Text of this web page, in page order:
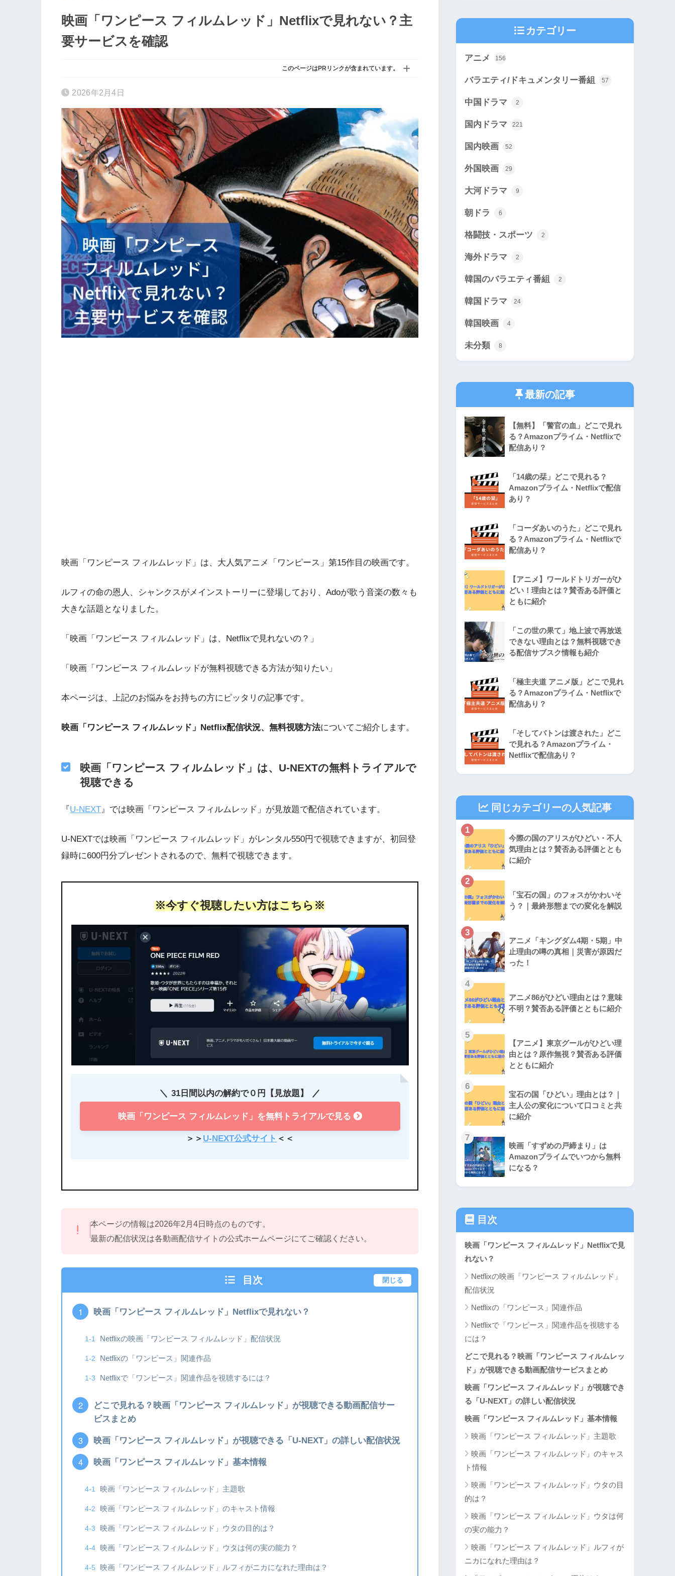
映画「ワンピース フィルムレッド」Netflixで見れない？主
要サービスを確認
このページはPRリンクが含まれています。
2026年2月4日
映画「ワンピース フィルムレッド」は、大人気アニメ「ワンピース」第15作目の映画です。
ルフィの命の恩人、シャンクスがメインストーリーに登場しており、Adoが歌う音楽の数々も
大きな話題となりました。
「映画「ワンピース フィルムレッド」は、Netflixで見れないの？」
「映画「ワンピース フィルムレッドが無料視聴できる方法が知りたい」
本ページは、上記のお悩みをお持ちの方にピッタリの記事です。
映画「ワンピース フィルムレッド」Netflix配信状況、無料視聴方法についてご紹介します。
映画「ワンピース フィルムレッド」 は、U-NEXTの無料トライアルで
視聴できる
『U-NEXT』では映画「ワンピース フィルムレッド」が見放題で配信されています。
U-NEXTでは映画「ワンピース フィルムレッド」がレンタル550円で視聴できますが、初回登
録時に600円分プレゼントされるので、無料で視聴できます。
※今すぐ視聴したい方はこちら※
31日間以内の解約で０円【見放題】
映画「ワンピース フィルムレッド」を無料トライアルで見る
＞＞ U-NEXT公式サイト ＜＜
本ページの情報は2026年2月4日時点のものです。
最新の配信状況は各動画配信サイトの公式ホームページにてご確認ください。
目次 閉じる
映画「ワンピース フィルムレッド」Netflixで見れない？
Netflixの映画「ワンピース フィルムレッド」配信状況
Netflixの「ワンピース」関連作品
Netflixで「ワンピース」関連作品を視聴するには？
どこで見れる？映画「ワンピース フィルムレッド」が視聴できる動画配信サー
ビスまとめ
映画「ワンピース フィルムレッド」が視聴できる「U-NEXT」の詳しい配信状況
映画「ワンピース フィルムレッド」基本情報
映画「ワンピース フィルムレッド」主題歌
映画「ワンピース フィルムレッド」のキャスト情報
映画「ワンピース フィルムレッド」ウタの目的は？
映画「ワンピース フィルムレッド」ウタは何の実の能力？
映画「ワンピース フィルムレッド」ルフィがニカになれた理由は？
カテゴリー
アニメ 156
バラエティ/ドキュメンタリー番組 57
中国ドラマ 2
国内ドラマ 221
国内映画 52
外国映画 29
大河ドラマ 9
朝ドラ 6
格闘技・スポーツ 2
海外ドラマ 2
韓国のバラエティ番組 2
韓国ドラマ 24
韓国映画 4
未分類 8
最新の記事
【無料】「警官の血」どこで見れ
る？Amazonプライム・Netflixで
配信あり？
「14歳の栞」どこで見れる？
Amazonプライム・Netflixで配信
あり？
「コーダあいのうた」どこで見れ
る？Amazonプライム・Netflixで
配信あり？
【アニメ】ワールドトリガーがひ
どい！理由とは？賛否ある評価と
ともに紹介
「この世の果て」地上波で再放送
できない理由とは？無料視聴でき
る配信サブスク情報も紹介
「極主夫道 アニメ版」どこで見れ
る？Amazonプライム・Netflixで
配信あり？
「そしてバトンは渡された」どこ
で見れる？Amazonプライム・
Netflixで配信あり？
同じカテゴリーの人気記事
1
今際の国のアリスがひどい・不人
気理由とは？賛否ある評価ととも
に紹介
2
「宝石の国」のフォスがかわいそ
う？｜最終形態までの変化を解説
3
アニメ「キングダム4期・5期」中
止理由の噂の真相｜災害が原因だ
った！
4
アニメ86がひどい理由とは？意味
不明？賛否ある評価とともに紹介
5
【アニメ】東京グールがひどい理
由とは？原作無視？賛否ある評価
とともに紹介
6
宝石の国「ひどい」理由とは？｜
主人公の変化について口コミと共
に紹介
7
映画「すずめの戸締まり」は
Amazonプライムでいつから無料
になる？
目次
映画「ワンピース フィルムレッド」Netflixで見
れない？
Netflixの映画「ワンピース フィルムレッド」
配信状況
Netflixの「ワンピース」関連作品
Netflixで「ワンピース」関連作品を視聴する
には？
どこで見れる？映画「ワンピース フィルムレッ
ド」が視聴できる動画配信サービスまとめ
映画「ワンピース フィルムレッド」が視聴でき
る「U-NEXT」の詳しい配信状況
映画「ワンピース フィルムレッド」基本情報
映画「ワンピース フィルムレッド」主題歌
映画「ワンピース フィルムレッド」のキャス
ト情報
映画「ワンピース フィルムレッド」ウタの目
的は？
映画「ワンピース フィルムレッド」ウタは何
の実の能力？
映画「ワンピース フィルムレッド」ルフィが
ニカになれた理由は？